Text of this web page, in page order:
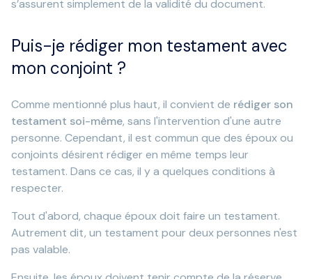
s’assurent simplement de la validité du document.
Puis-je rédiger mon testament avec
mon conjoint ?
Comme mentionné plus haut, il convient de rédiger son
testament soi-même, sans l'intervention d'une autre
personne. Cependant, il est commun que des époux ou
conjoints désirent rédiger en même temps leur
testament. Dans ce cas, il y a quelques conditions à
respecter.
Tout d'abord, chaque époux doit faire un testament.
Autrement dit, un testament pour deux personnes n'est
pas valable.